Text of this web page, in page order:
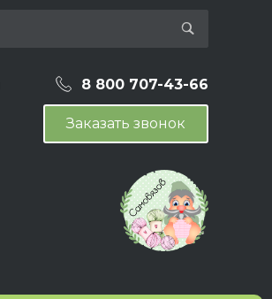
8 800 707-43-66
Заказать звонок